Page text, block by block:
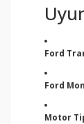
Ford
Ford
Motor